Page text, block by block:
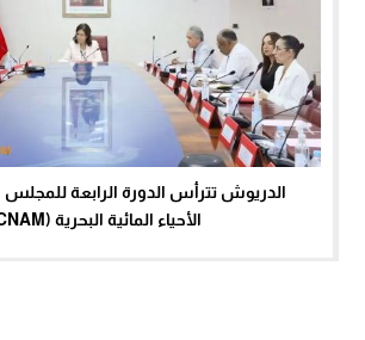
الدريوش تترأس الدورة الرابعة للمجلس
الأحياء المائية البحرية (CNAM)